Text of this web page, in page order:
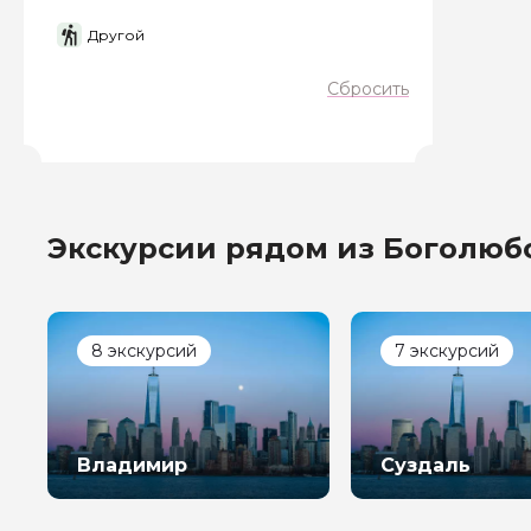
Другой
Сбросить
Экскурсии рядом из
8 экскурсий
Владимир
7 экскурсий
Суздаль
Я даю своё согласие
персональных
Отправить